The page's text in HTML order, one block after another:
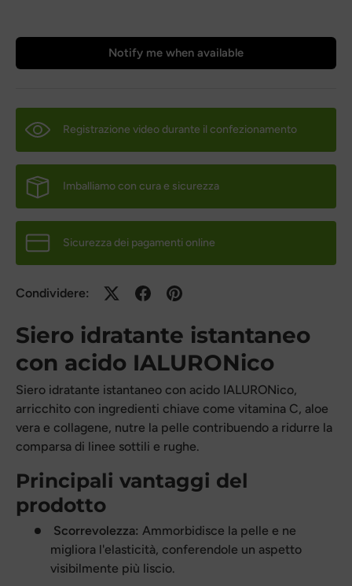
Notify me when available
Registrazione video durante il confezionamento
Imballiamo con cura e sicurezza
Sicurezza dei pagamenti online
Condividere:
Siero idratante istantaneo
con acido IALURONico
Siero idratante istantaneo con acido IALURONico,
arricchito con ingredienti chiave come vitamina C, aloe
vera e collagene, nutre la pelle contribuendo a ridurre la
comparsa di linee sottili e rughe.
Principali vantaggi del
prodotto
Scorrevolezza: Ammorbidisce la pelle e ne
migliora l'elasticità, conferendole un aspetto
visibilmente più liscio.